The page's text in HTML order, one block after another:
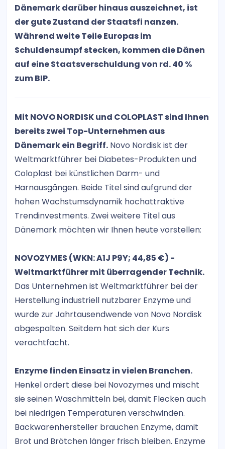
Dänemark darüber hinaus auszeichnet, ist
der gute Zustand der Staatsfi nanzen.
Während weite Teile Europas im
Schuldensumpf stecken, kommen die Dänen
auf eine Staatsverschuldung von rd. 40 %
zum BIP.
Mit NOVO NORDISK und COLOPLAST sind Ihnen
bereits zwei Top-Unternehmen aus
Dänemark ein Begriff. Novo Nordisk ist der
Weltmarktführer bei Diabetes-Produkten und
Coloplast bei künstlichen Darm- und
Harnausgängen. Beide Titel sind aufgrund der
hohen Wachstumsdynamik hochattraktive
Trendinvestments. Zwei weitere Titel aus
Dänemark möchten wir Ihnen heute vorstellen:
NOVOZYMES (WKN: A1J P9Y; 44,85 €) -
Weltmarktführer mit überragender Technik.
Das Unternehmen ist Weltmarktführer bei der
Herstellung industriell nutzbarer Enzyme und
wurde zur Jahrtausendwende von Novo Nordisk
abgespalten. Seitdem hat sich der Kurs
verachtfacht.
Enzyme finden Einsatz in vielen Branchen.
Henkel ordert diese bei Novozymes und mischt
sie seinen Waschmitteln bei, damit Flecken auch
bei niedrigen Temperaturen verschwinden.
Backwarenhersteller brauchen Enzyme, damit
Brot und Brötchen länger frisch bleiben. Enzyme